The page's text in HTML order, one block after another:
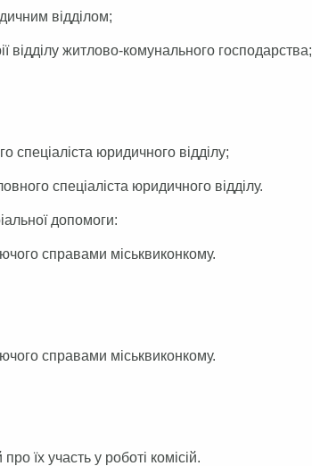
відділом;
відділу житлово-комунального господарства;
юридичного відділу;
спеціаліста юридичного відділу.
допомоги:
справами міськвиконкому.
справами міськвиконкому.
їх участь у роботі комісій.